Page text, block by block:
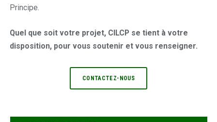
Principe.
Quel que soit votre projet, CILCP se tient à votre
disposition, pour vous soutenir et vous renseigner.
CONTACTEZ-NOUS